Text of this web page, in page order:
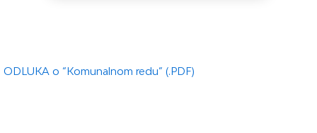
ODLUKA o “Komunalnom redu” (.PDF)